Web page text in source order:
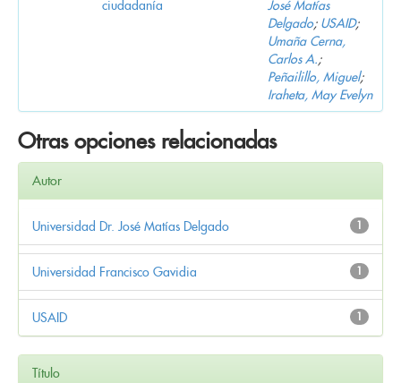
ciudadanía
José Matías
Delgado; USAID;
Umaña Cerna,
Carlos A.;
Peñailillo, Miguel;
Iraheta, May Evelyn
Otras opciones relacionadas
Autor
1
Universidad Dr. José Matías Delgado
1
Universidad Francisco Gavidia
1
USAID
Título